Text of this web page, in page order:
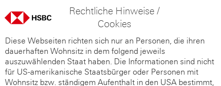
Rechtliche Hinweise /
Cookies
Diese Webseiten richten sich nur an Personen, die ihren
dauerhaften Wohnsitz in dem folgend jeweils
auszuwählenden Staat haben. Die Informationen sind nicht
für US-amerikanische Staatsbürger oder Personen mit
Wohnsitz bzw. ständigem Aufenthalt in den USA bestimmt,